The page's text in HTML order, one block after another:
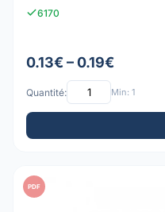
6170
0.13€ – 0.19€
Quantité: Min: 1
PDF